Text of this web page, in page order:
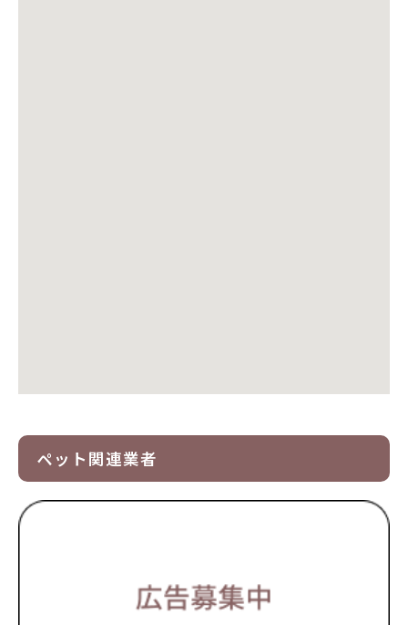
ペット関連業者